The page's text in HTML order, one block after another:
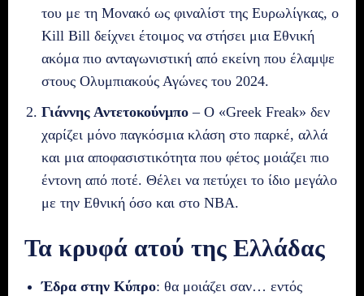
του με τη Μονακό ως φιναλίστ της Ευρωλίγκας, ο
Kill Bill δείχνει έτοιμος να στήσει μια Εθνική
ακόμα πιο ανταγωνιστική από εκείνη που έλαμψε
στους Ολυμπιακούς Αγώνες του 2024.
Γιάννης Αντετοκούνμπο – Ο «Greek Freak» δεν
χαρίζει μόνο παγκόσμια κλάση στο παρκέ, αλλά
και μια αποφασιστικότητα που φέτος μοιάζει πιο
έντονη από ποτέ. Θέλει να πετύχει το ίδιο μεγάλο
με την Εθνική όσο και στο ΝΒΑ.
Τα κρυφά ατού της Ελλάδας
Έδρα στην Κύπρο: θα μοιάζει σαν… εντός